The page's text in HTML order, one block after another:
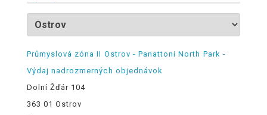
Průmyslová zóna II Ostrov - Panattoni North Park -
Výdaj nadrozmerných objednávok
Dolní Žďár 104
363 01 Ostrov